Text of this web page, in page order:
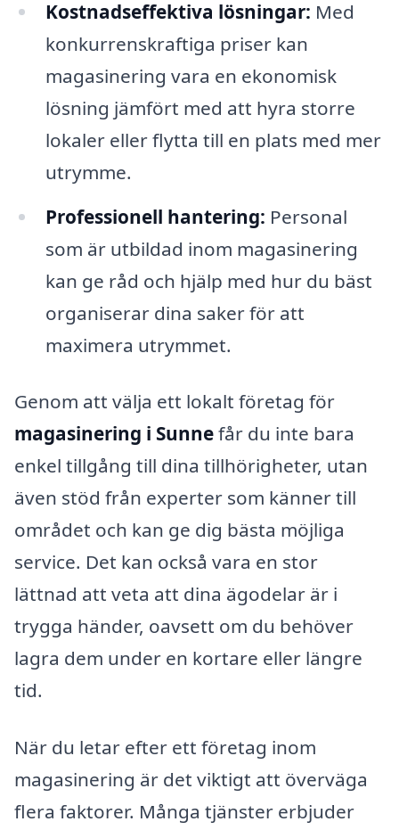
Kostnadseffektiva lösningar: Med
konkurrenskraftiga priser kan
magasinering vara en ekonomisk
lösning jämfört med att hyra storre
lokaler eller flytta till en plats med mer
utrymme.
Professionell hantering: Personal
som är utbildad inom magasinering
kan ge råd och hjälp med hur du bäst
organiserar dina saker för att
maximera utrymmet.
Genom att välja ett lokalt företag för
magasinering i Sunnefår du inte bara
enkel tillgång till dina tillhörigheter, utan
även stöd från experter som känner till
området och kan ge dig bästa möjliga
service. Det kan också vara en stor
lättnad att veta att dina ägodelar är i
trygga händer, oavsett om du behöver
lagra dem under en kortare eller längre
tid.
När du letar efter ett företag inom
magasinering är det viktigt att överväga
flera faktorer. Många tjänster erbjuder